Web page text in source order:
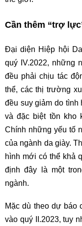
Cần thêm “trợ
Đại diện Hiệp hội
quý IV.2022, những
đều phải chịu tác
thể, các thị trường
đều suy giảm do tình
và đặc biệt tồn kho
Chính những yếu tố
của ngành da giày.
hình mới có thể khả
định đây là một
ngành.
Mặc dù theo dự báo
vào quý II.2023, tuy